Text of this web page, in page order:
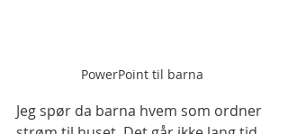
PowerPoint til barna
Jeg spør da barna hvem som ordner